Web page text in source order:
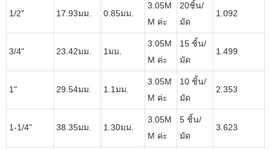
1/2" 17.93มม. 0.85มม.
3.05M
M ค่ะ
20ชิ้น/
มัด
1.092
3/4" 23.42มม. 1มม.
3.05M
M ค่ะ
15 ชิ้น/
มัด
1.499
1" 29.54มม. 1.1มม.
3.05M
M ค่ะ
10 ชิ้น/
มัด
2.353
1-1/4" 38.35มม. 1.30มม.
3.05M
M ค่ะ
5 ชิ้น/
มัด
3.623